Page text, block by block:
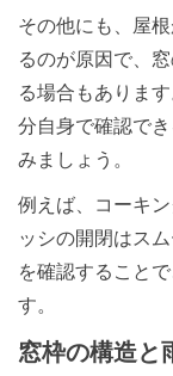
その他にも、屋
るのが原因で、
る場合もありま
分自身で確認で
みましょう。
例えば、コーキ
ッシの開閉はス
を確認すること
す。
窓枠の構造と